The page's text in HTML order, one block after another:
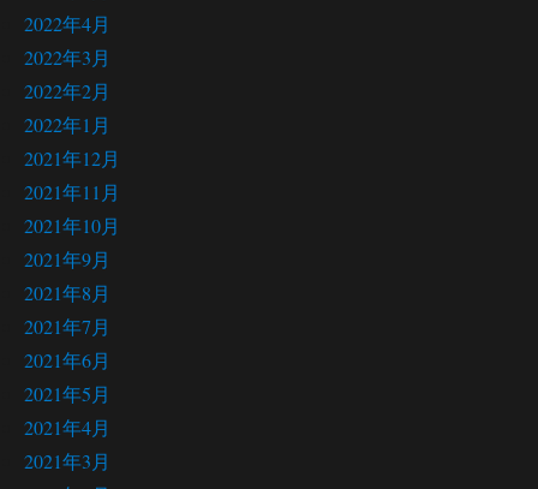
2022年4月
2022年3月
2022年2月
2022年1月
2021年12月
2021年11月
2021年10月
2021年9月
2021年8月
2021年7月
2021年6月
2021年5月
2021年4月
2021年3月